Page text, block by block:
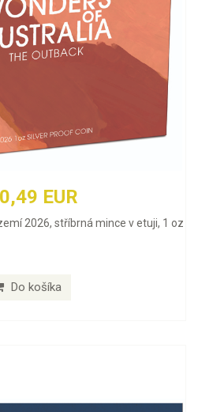
EUR
2026, stříbrná mince v etuji, 1 oz
Do košíka